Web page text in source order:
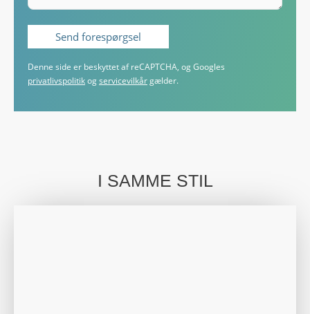
Denne side er beskyttet af reCAPTCHA, og Googles
privatlivspolitik og servicevilkår gælder.
I SAMME STIL